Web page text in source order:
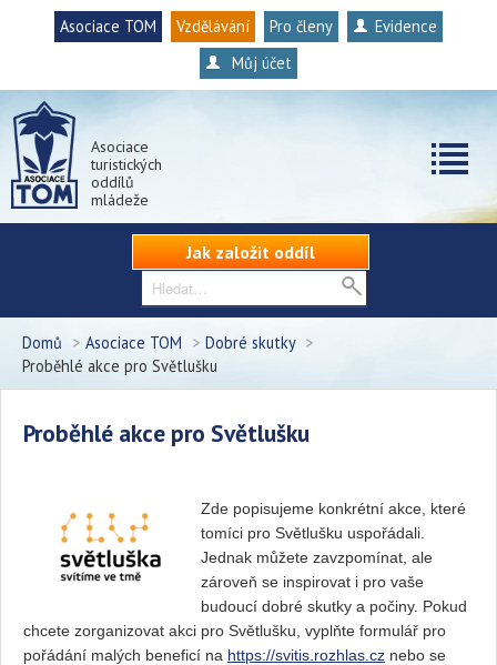
Asociace TOM Vzdělávání Pro členy
Evidence
Můj účet
Asociace
turistických
oddílů
mládeže
Jak založit oddíl
Domů > Asociace TOM > Dobré skutky >
Proběhlé akce pro Světlušku
Proběhlé akce pro Světlušku
Zde popisujeme konkrétní akce, které
tomíci pro Světlušku uspořádali.
Jednak můžete zavzpomínat, ale
zároveň se inspirovat i pro vaše
budoucí dobré skutky a počiny. Pokud
chcete zorganizovat akci pro Světlušku, vyplňte formulář pro
pořádání malých beneficí na https://svitis.rozhlas.cz nebo se